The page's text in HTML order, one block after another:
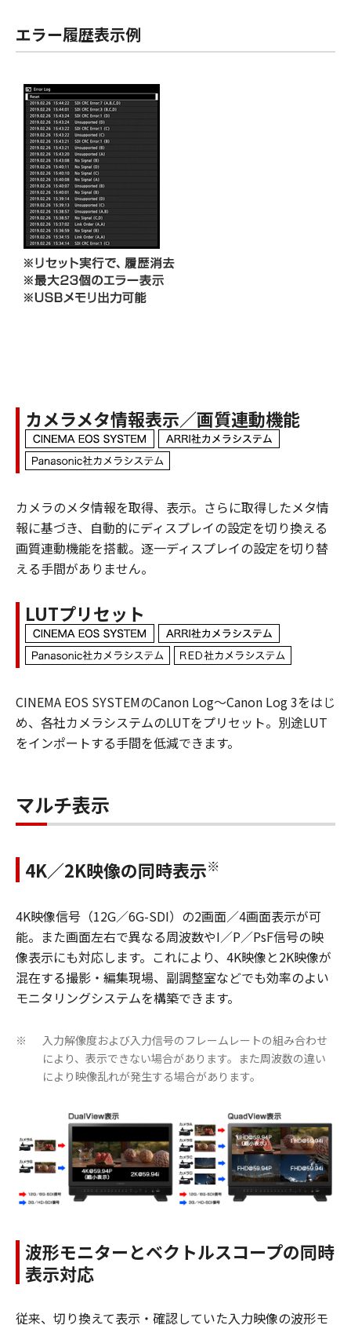
エラー履歴表示例
カメラメタ情報表示／画質連動機能
カメラのメタ情報を取得、表示。さらに取得したメタ情
報に基づき、自動的にディスプレイの設定を切り換える
画質連動機能を搭載。逐一ディスプレイの設定を切り替
える手間がありません。
LUTプリセット
CINEMA EOS SYSTEMのCanon Log～Canon Log 3をはじ
め、各社カメラシステムのLUTをプリセット。別途LUT
をインポートする手間を低減できます。
マルチ表示
4K／2K映像の同時表示※
4K映像信号（12G／6G-SDI）の2画面／4画面表示が可
能。また画面左右で異なる周波数やI／P／PsF信号の映
像表示にも対応します。これにより、4K映像と2K映像が
混在する撮影・編集現場、副調整室などでも効率のよい
モニタリングシステムを構築できます。
※
入力解像度および入力信号のフレームレートの組み合わせ
により、表示できない場合があります。また周波数の違い
により映像乱れが発生する場合があります。
波形モニターとベクトルスコープの同時
表示対応
従来、切り換えて表示・確認していた入力映像の波形モ